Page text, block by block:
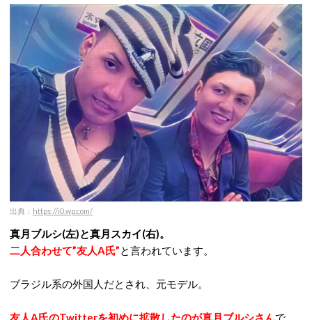
出典： https://i0.wp.com/
真月ブルシ(左)と真月スカイ(右)。
二人合わせて”友人A氏” と言われています。
ブラジル系の外国人だとされ、元モデル。
友人A氏のTwitterを初めに拡散したのが真月ブルシさんで、